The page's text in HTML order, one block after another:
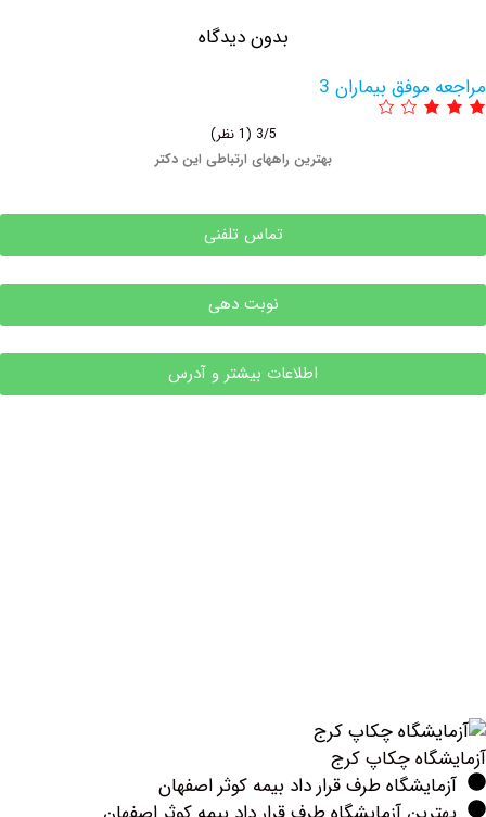
بدون دیدگاه
بیماران 3
بهترین راههای ارتباطی این دکتر
تماس تلفنی
نوبت دهی
اطلاعات بیشتر و آدرس
چکاپ کرج
طرف قرار داد بیمه کوثر اصفهان